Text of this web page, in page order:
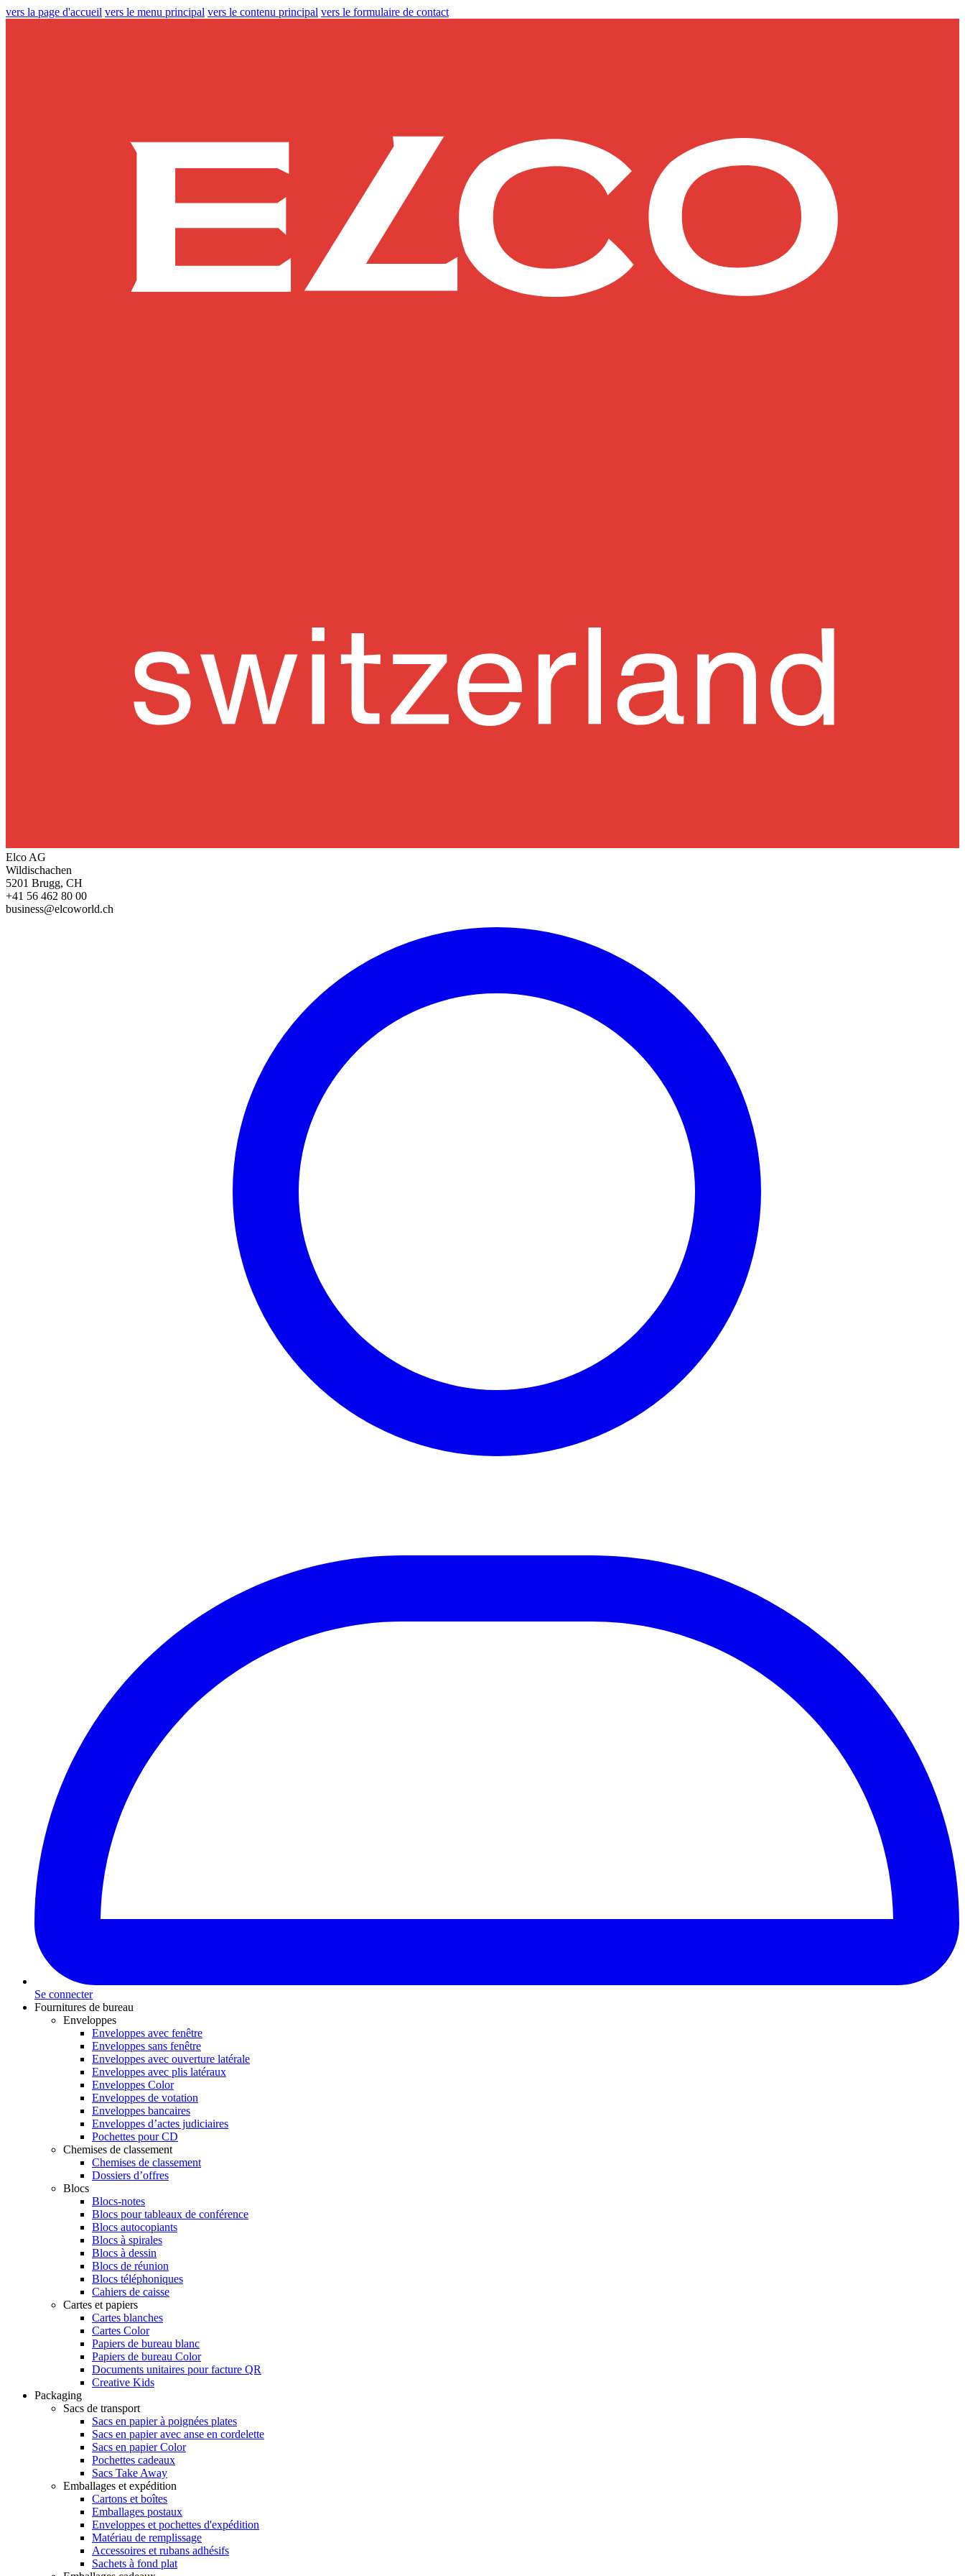
vers la page d'accueil vers le menu principal vers le contenu principal vers le formulaire de contact
Elco AG
Wildischachen
5201 Brugg, CH
+41 56 462 80 00
business@elcoworld.ch
Se connecter
Fournitures de bureau
Enveloppes
Enveloppes avec fenêtre
Enveloppes sans fenêtre
Enveloppes avec ouverture latérale
Enveloppes avec plis latéraux
Enveloppes Color
Enveloppes de votation
Enveloppes bancaires
Enveloppes d’actes judiciaires
Pochettes pour CD
Chemises de classement
Chemises de classement
Dossiers d’offres
Blocs
Blocs-notes
Blocs pour tableaux de conférence
Blocs autocopiants
Blocs à spirales
Blocs à dessin
Blocs de réunion
Blocs téléphoniques
Cahiers de caisse
Cartes et papiers
Cartes blanches
Cartes Color
Papiers de bureau blanc
Papiers de bureau Color
Documents unitaires pour facture QR
Creative Kids
Packaging
Sacs de transport
Sacs en papier à poignées plates
Sacs en papier avec anse en cordelette
Sacs en papier Color
Pochettes cadeaux
Sacs Take Away
Emballages et expédition
Cartons et boîtes
Emballages postaux
Enveloppes et pochettes d'expédition
Matériau de remplissage
Accessoires et rubans adhésifs
Sachets à fond plat